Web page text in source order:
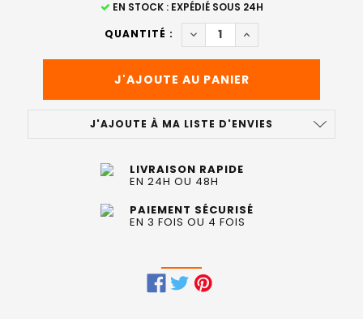
EN STOCK : EXPÉDIÉ SOUS 24H
QUANTITÉ :
DIMINUER LA QUANTITÉ DE
AUGMENTER LA
J'AJOUTE À MA LISTE D'ENVIES
LIVRAISON RAPIDE
EN 24H OU 48H
PAIEMENT SÉCURISÉ
EN 3 FOIS OU 4 FOIS